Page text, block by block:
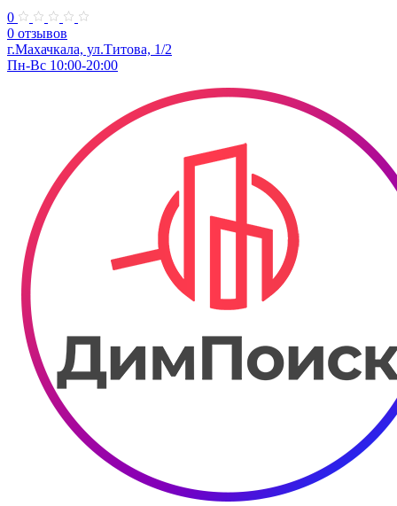
0
0 отзывов
г.Махачкала, ул.Титова, 1/2
Пн-Вс 10:00-20:00